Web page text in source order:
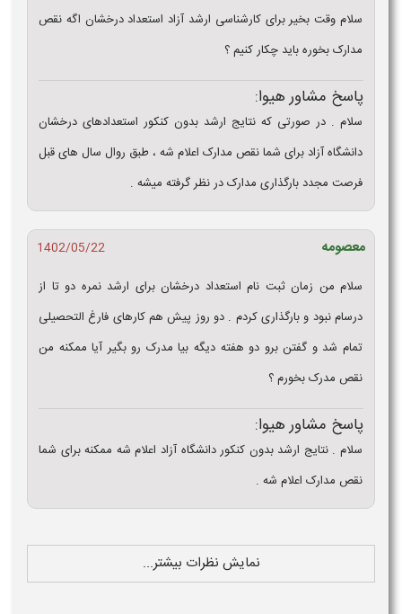
سلام وقت بخیر برای کارشناسی ارشد آزاد استعداد درخشان اگه نقص
مدارک بخوره باید چکار کنیم ؟
پاسخ مشاور هیوا:
سلام . در صورتی که نتایج ارشد بدون کنکور استعدادهای درخشان
دانشگاه آزاد برای شما نقص مدارک اعلام شه ، طبق روال سال های قبل
فرصت مجدد بارگذاری مدارک در نظر گرفته میشه .
معصومه
1402/05/22
سلام من زمان ثبت نام استعداد درخشان برای ارشد نمره دو تا از
درسام نبود و بارگذاری کردم . دو روز پیش هم کارهای فارغ‌ التحصیلی
تمام شد و گفتن برو دو هفته دیگه بیا مدرک رو بگیر آیا ممکنه من
نقص مدرک بخورم ؟
پاسخ مشاور هیوا:
سلام . نتایج ارشد بدون کنکور دانشگاه آزاد اعلام شه ممکنه برای شما
نقص مدارک اعلام شه .
نمایش نظرات بیشتر...